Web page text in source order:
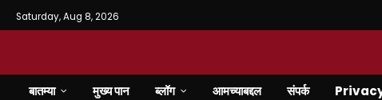
Saturday, Aug 8, 2026
बातम्या मुख्य पान ब्लॉग आमच्याबद्दल संपर्क